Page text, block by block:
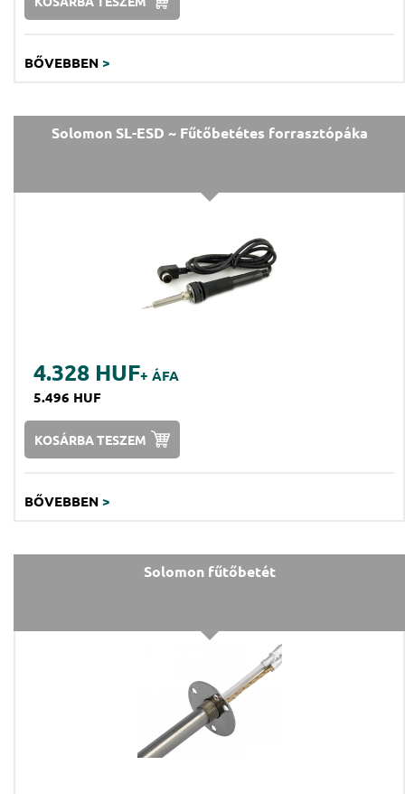
BŐVEBBEN >
Solomon SL-ESD ~ Fűtőbetétes forrasztópáka
4.328 HUF+ ÁFA
5.496 HUF
KOSÁRBA TESZEM
BŐVEBBEN >
Solomon fűtőbetét